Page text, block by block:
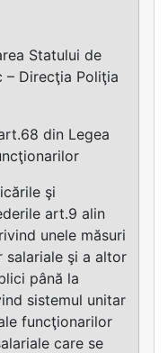
Statului de
– Direcţia Poliţia
din Legea
şi
art.9 alin
unele măsuri
salariale şi a altor
până la
sistemul unitar
funcţionarilor
care se